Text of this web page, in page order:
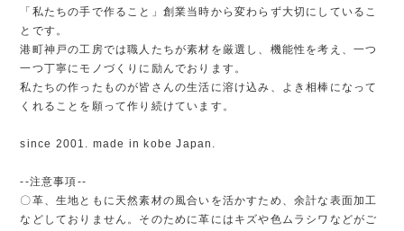
「私たちの手で作ること」創業当時から変わらず大切にしているこ
とです。
港町神戸の工房では職人たちが素材を厳選し、機能性を考え、一つ
一つ丁寧にモノづくりに励んでおります。
私たちの作ったものが皆さんの生活に溶け込み、よき相棒になって
くれることを願って作り続けています。
since 2001. made in kobe Japan.
--注意事項--
〇革、生地ともに天然素材の風合いを活かすため、余計な表面加工
などしておりません。そのために革にはキズや色ムラシワなどがご